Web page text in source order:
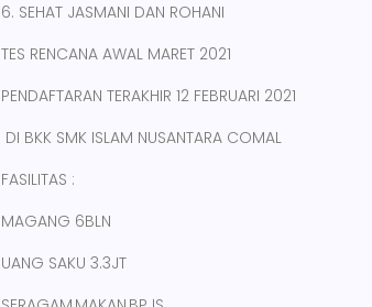
6. SEHAT JASMANI DAN ROHANI
TES RENCANA AWAL MARET 2021
PENDAFTARAN TERAKHIR 12 FEBRUARI 2021
DI BKK SMK ISLAM NUSANTARA COMAL
FASILITAS :
MAGANG 6BLN
UANG SAKU 3.3JT